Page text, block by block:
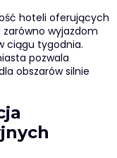
hoteli oferujących
zarówno wyjazdom
ciągu tygodnia.
pozwala
obszarów silnie